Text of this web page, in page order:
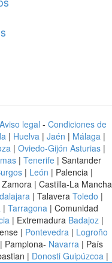
Aviso legal - Condiciones de
| Huelva| Jaén | Málaga|
| Oviedo-Gijón Asturias |
| Tenerife| Santander
| León | Palencia |
Zamora | Castilla-La Mancha
| Talavera Toledo |
| Tarragona| Comunidad
| Extremadura Badajoz |
| Pontevedra| Logroño
| Pamplona- Navarra | País
| Donosti Guipúzcoa |